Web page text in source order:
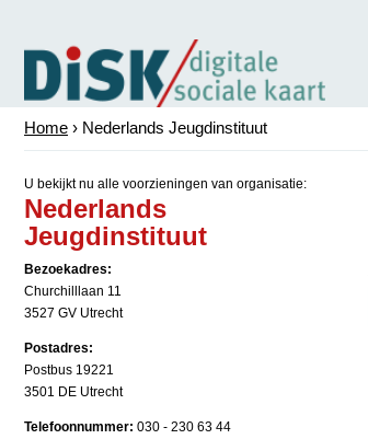
Home › Nederlands Jeugdinstituut
U bekijkt nu alle voorzieningen van organisatie:
Nederlands
Jeugdinstituut
Bezoekadres:
Churchilllaan 11
3527 GV Utrecht
Postadres:
Postbus 19221
3501 DE Utrecht
Telefoonnummer: 030 - 230 63 44